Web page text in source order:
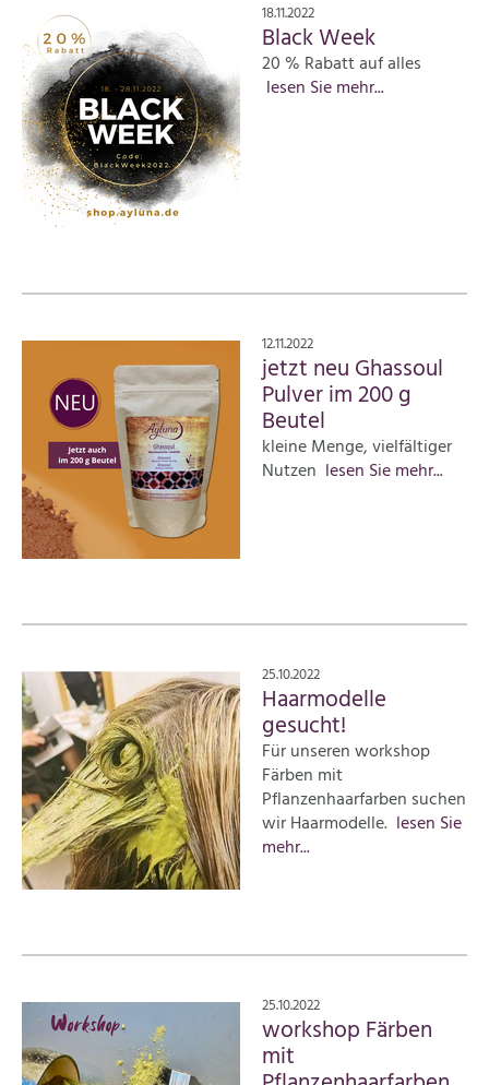
18.11.2022
Black Week
20 % Rabatt auf alles
lesen Sie mehr...
12.11.2022
jetzt neu Ghassoul
Pulver im 200 g
Beutel
kleine Menge, vielfältiger
Nutzen lesen Sie mehr...
25.10.2022
Haarmodelle
gesucht!
Für unseren workshop
Färben mit
Pflanzenhaarfarben suchen
wir Haarmodelle. lesen Sie
mehr...
25.10.2022
workshop Färben
mit